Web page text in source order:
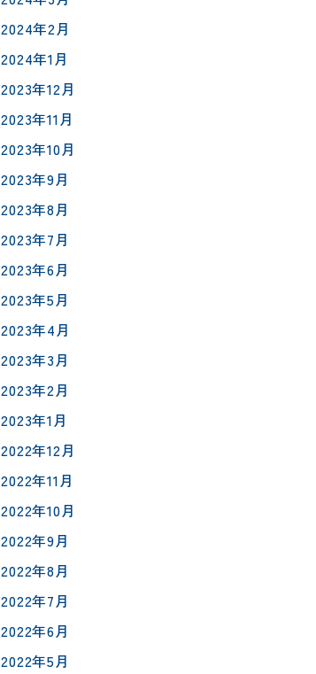
2024年2月
2024年1月
2023年12月
2023年11月
2023年10月
2023年9月
2023年8月
2023年7月
2023年6月
2023年5月
2023年4月
2023年3月
2023年2月
2023年1月
2022年12月
2022年11月
2022年10月
2022年9月
2022年8月
2022年7月
2022年6月
2022年5月